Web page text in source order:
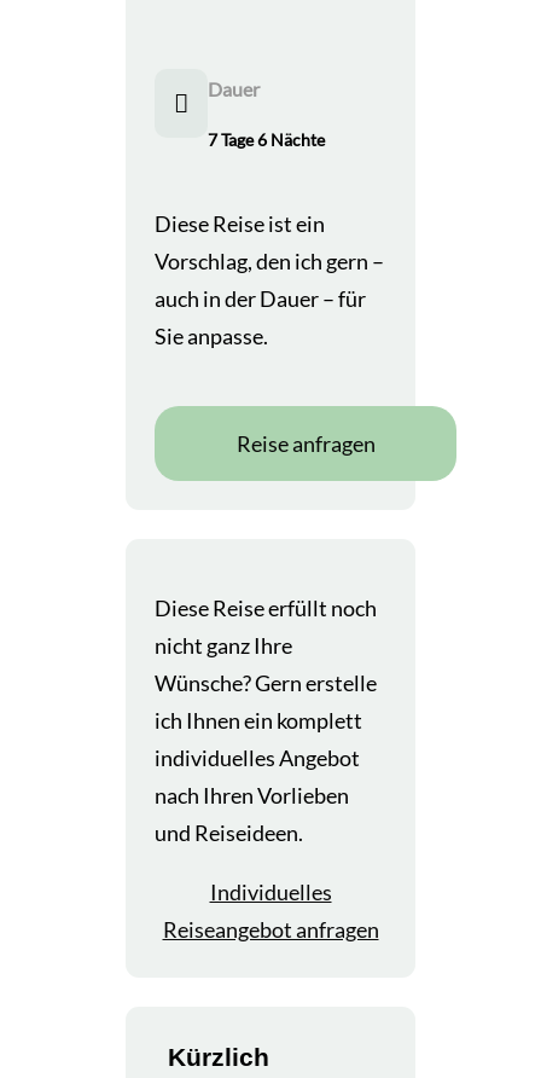
Dauer
7 Tage 6 Nächte
Diese Reise ist ein
Vorschlag, den ich gern –
auch in der Dauer – für
Sie anpasse.
Reise anfragen
Diese Reise erfüllt noch
nicht ganz Ihre
Wünsche? Gern erstelle
ich Ihnen ein komplett
individuelles Angebot
nach Ihren Vorlieben
und Reiseideen.
Individuelles
Reiseangebot anfragen
Kürzlich